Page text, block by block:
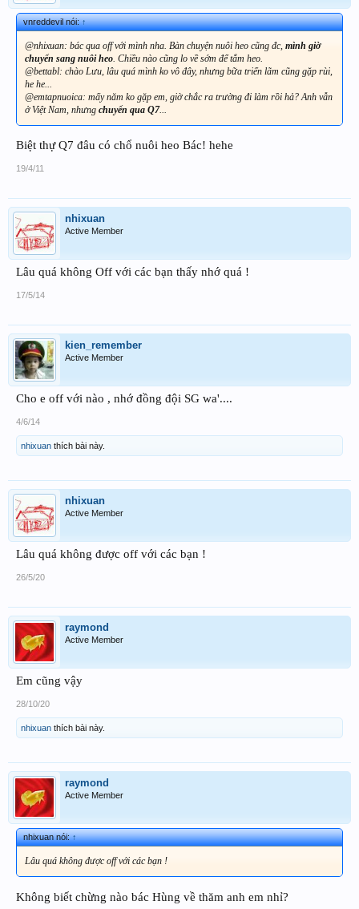
vnreddevil nói:↑
@nhixuan: bác qua off với mình nha. Bàn chuyện nuôi heo cũng đc, mình giờ
chuyển sang nuôi heo . Chiều nào cũng lo về sớm để tắm heo.
@bettabl: chào Lưu, lâu quá mình ko vô đây, nhưng bữa triển lãm cũng gặp rùi,
he he...
@emtapnuoica: mấy năm ko gặp em, giờ chắc ra trường đi làm rồi hả? Anh vẫn
ở Việt Nam, nhưng chuyển qua Q7...
Biệt thự Q7 đâu có chổ nuôi heo Bác! hehe
19/4/11
nhixuan
Active Member
Lâu quá không Off với các bạn thấy nhớ quá !
17/5/14
kien_remember
Active Member
Cho e off với nào , nhớ đồng đội SG wa'....
4/6/14
nhixuan thích bài này.
nhixuan
Active Member
Lâu quá không được off với các bạn !
26/5/20
raymond
Active Member
Em cũng vậy
28/10/20
nhixuan thích bài này.
raymond
Active Member
nhixuan nói:↑
Lâu quá không được off với các bạn !
Không biết chừng nào bác Hùng về thăm anh em nhỉ?